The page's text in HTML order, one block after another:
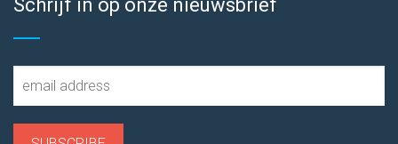
Schrijf in op onze nieuwsbrief